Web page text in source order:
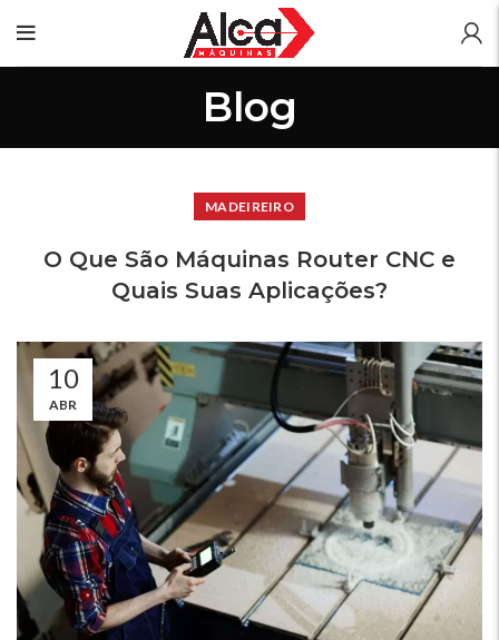
Blog
MADEIREIRO
O Que São Máquinas Router CNC e
Quais Suas Aplicações?
10
ABR